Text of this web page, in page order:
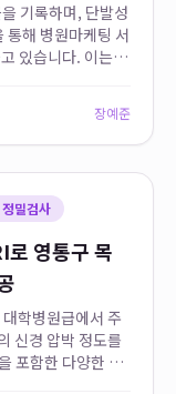
기록하며, 단발성
통해 병원마케팅 서
있습니다. 이는 단
장예준
밀검사
영통구 목
학병원급에서 주
신경 압박 정도를
포함한 다양한 경